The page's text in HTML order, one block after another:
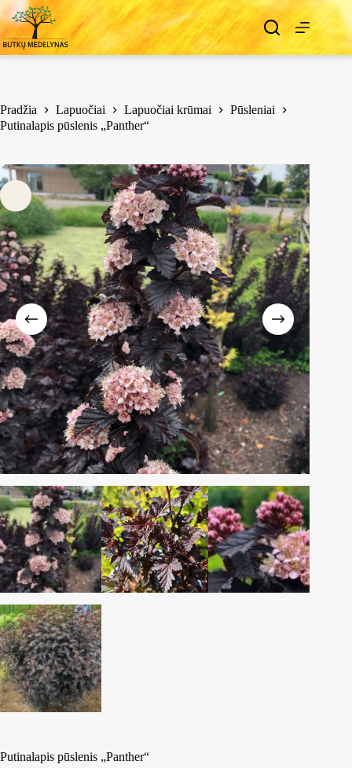
Pradžia Lapuočiai Lapuočiai krūmai
Pūsleniai
Putinalapis pūslenis „Panther“
Putinalapis pūslenis „Panther“